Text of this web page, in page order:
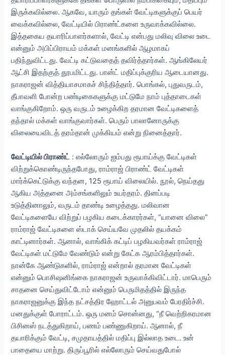
இருக்கவில்லை. ஆகவே, யாரும் தங்கள் வேட்டிகளுக்குப் பெயர்
வைக்கவில்லை, வேட்டியில் பிராண்ட்களை உருவாக்கவில்லை.
இத்தகைய தயாரிப்பாளர்களால், வேட்டி என்பது மலிவு விலை உடை
என்னும் அபிப்பிராயம் மக்கள் மனங்களில் ஆழமாகப்
பதிந்துவிட்டது. வேட்டி கட்டுவதைத் தவிர்த்தார்கள். ஆங்கிலேயர்
ஆட்சி இதற்குத் தூபமிட்டது. பான்ட் மதிப்புக்குரிய ஆடையானது.
நாகராஜன் வித்தியாசமாகச் சிந்தித்தார். பொங்கல், புதுவருடம்,
தீபாவளி போன்ற பண்டிகைகளுக்கு மட்டுமே நாம் புத்தாடைகள்
வாங்குகிறோம். ஒரு வருடம் உழைக்கிற தரமான வேட்டிகளைத்
தந்தால் மக்கள் வாங்குவார்கள். பெரும் பாலானோருக்கு
விலையைவிடத் தரம்தான் முக்கியம் என்று நினைத்தார்.
வேட்டியில் பிராண்ட் : எல்லோரும் ஐம்பது ரூபாய்க்கு வேட்டிகள்
விற்றுக்கொண்டிருந்தபோது, ராம்ராஜ் பிராண்ட் வேட்டிகள்
மார்க்கெட்டுக்கு வந்தன, 125 ரூபாய் விலையில். நூல், நெய்தது
ஆகிய அத்தனை அம்சங்களிலும் உயர்தரம். தினப்படி
உடுத்தினாலும், வருடம் தாண்டி உழைத்தது. மலிவான
வேட்டிகளையே விற்றுப் பழகிய கடைக்காரர்கள், “யானை விலை”
ராம்ராஜ் வேட்டிகளை ஸ்டாக் செய்யவே முதலில் தயக்கம்
காட்டினார்கள். ஆனால், வாங்கிக் கட்டிப் பழகியவர்கள் ராம்ராஜ்
வேட்டிகள் மட்டுமே வேண்டும் என்று கேட்க ஆரம்பித்தார்கள்.
நான்கே ஆண்டுகளில், ராம்ராஜ் என்றால் தரமான வேட்டிகள்
என்னும் பொசிஷனிங்கை நாகராஜன் உருவாக்கிவிட்டார். மாபெரும்
சாதனை செய்துவிட்டோம் என்னும் பெருமிதத்தில் இருந்த
நாகராஜனுக்கு இந்த நட்சத்திர ஹோட்டல் அனுபவம் பேரதிர்ச்சி.
மனதுக்குள் போராட்டம். ஒரு மனம் சொன்னது, “நீ வெற்றிகரமான
பிசினஸ் நடத்துகிறாய், பணம் பண்ணுகிறாய். ஆனால், நீ
தயாரிக்கும் வேட்டி, சமுதாயத்தில் மதிப்பு இல்லாத உடை. உன்
பாதையை மாற்று. திருப்பூரில் எல்லோரும் செய்வதுபோல்